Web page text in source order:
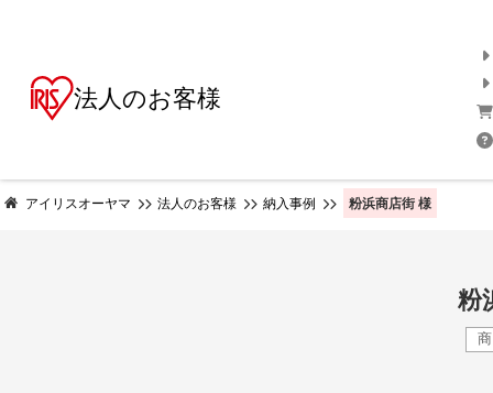
法人のお客様
アイリスオーヤマ 法人のお客様 納入事例 粉浜商店街 様
粉